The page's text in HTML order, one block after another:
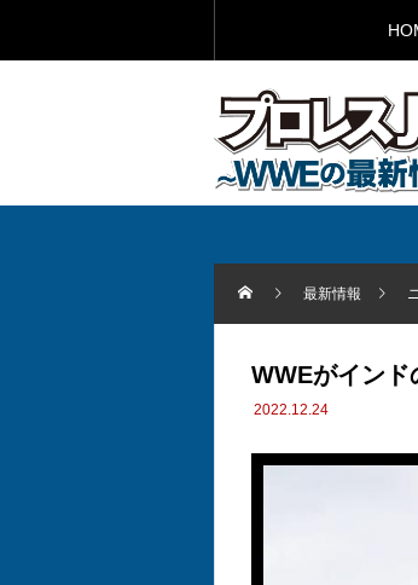
最新情報
WWEがインド
2022.12.24